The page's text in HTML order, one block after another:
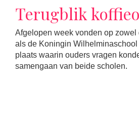
Terugblik
Afgelopen week vonden op zowel
als de Koningin
plaats waarin ouders vragen
samengaan van beide scholen.